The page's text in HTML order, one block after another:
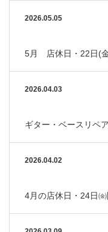
2026.05.05
5月 店休日・22日(
2026.04.03
ギター・ベースリペ
2026.04.02
4月の店休日・24日